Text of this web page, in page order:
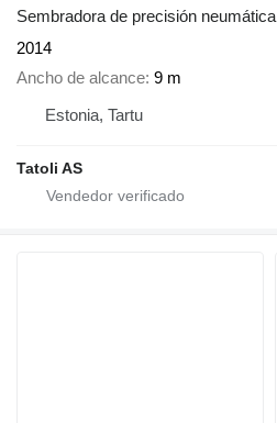
Sembradora de precisión neumática
2014
Ancho de alcance 9 m
Estonia, Tartu
Tatoli AS